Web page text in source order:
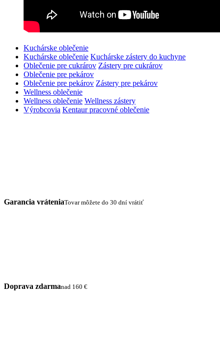
Kuchárske oblečenie
Kuchárske oblečenie Kuchárske zástery do kuchyne
Oblečenie pre cukrárov Zástery pre cukrárov
Oblečenie pre pekárov
Oblečenie pre pekárov Zástery pre pekárov
Wellness oblečenie
Wellness oblečenie Wellness zástery
Výrobcovia Kentaur pracovné oblečenie
Garancia vráteniaTovar môžete do 30 dní vrátiť
Doprava zdarmanad 160 €